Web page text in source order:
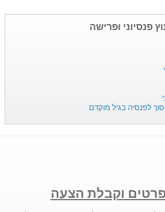
פנסיוני ופרישה
לפנסיה בגיל מוקדם
וקבלת הצעה